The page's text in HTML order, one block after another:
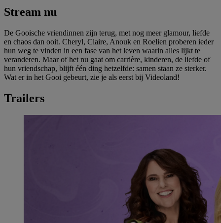
Stream nu
De Gooische vriendinnen zijn terug, met nog meer glamour, liefde
en chaos dan ooit. Cheryl, Claire, Anouk en Roelien proberen ieder
hun weg te vinden in een fase van het leven waarin alles lijkt te
veranderen. Maar of het nu gaat om carrière, kinderen, de liefde of
hun vriendschap, blijft één ding hetzelfde: samen staan ze sterker.
Wat er in het Gooi gebeurt, zie je als eerst bij Videoland!
Trailers